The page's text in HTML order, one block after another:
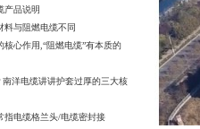
产品说明
料与阻燃电缆不同
核心作用,“阻燃电缆”有本质的
南洋电缆讲讲护套过厚的三大核
指电缆格兰头/电缆密封接